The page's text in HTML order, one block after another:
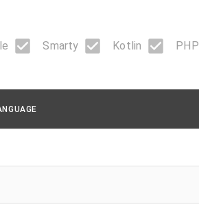
Smarty Kotlin PHP